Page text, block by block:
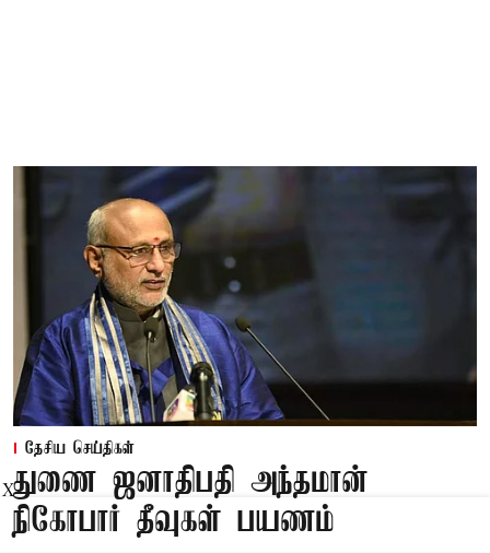
தேசிய செய்திகள்
துணை ஜனாதிபதி அந்தமான்
நிகோபார் தீவுகள் பயணம்
X